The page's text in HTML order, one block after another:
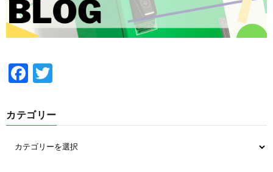
F
e
b
o
itt
er
カテゴリー